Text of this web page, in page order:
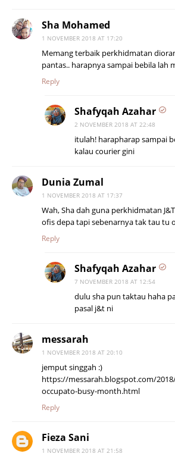
Sha Mohamed
1 NOVEMBER 2018 AT 17:20
Memang terbaik perkhidmatan
pantas.. harapnya sampai bebila lah
Reply
Shafyqah Azahar
2 NOVEMBER 2018 AT 22:48
itulah! harapharap sampai
kalau courier gini
Dunia Zumal
1 NOVEMBER 2018 AT 17:37
Wah, Sha dah guna perkhidmatan
ofis depa tapi sebenarnya tak tau tu
Reply
Shafyqah Azahar
7 NOVEMBER 2018 AT 12:54
dulu sha pun taktau haha
pasal j&t ni
messarah
1 NOVEMBER 2018 AT 20:10
jemput singgah :)
https://messarah.blogspot.com/
occupato-busy-month.html
Reply
Fieza Sani
1 NOVEMBER 2018 AT 21:58